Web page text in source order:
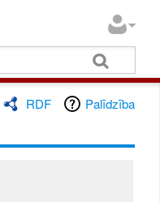
RDF Palīdzība